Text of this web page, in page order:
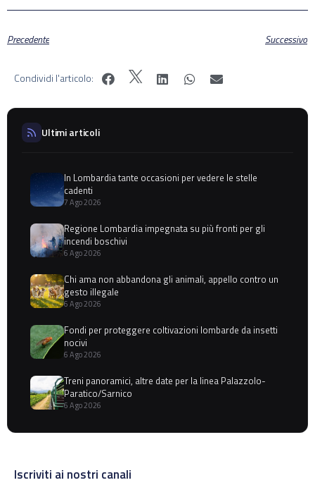
Precedente Successivo
Condividi l'articolo:
Ultimi articoli
In Lombardia tante occasioni per vedere le stelle
cadenti
7 Ago 2026
Regione Lombardia impegnata su più fronti per gli
incendi boschivi
6 Ago 2026
Chi ama non abbandona gli animali, appello contro un
gesto illegale
6 Ago 2026
Fondi per proteggere coltivazioni lombarde da insetti
nocivi
6 Ago 2026
Treni panoramici, altre date per la linea Palazzolo-
Paratico/Sarnico
6 Ago 2026
Iscriviti ai nostri canali